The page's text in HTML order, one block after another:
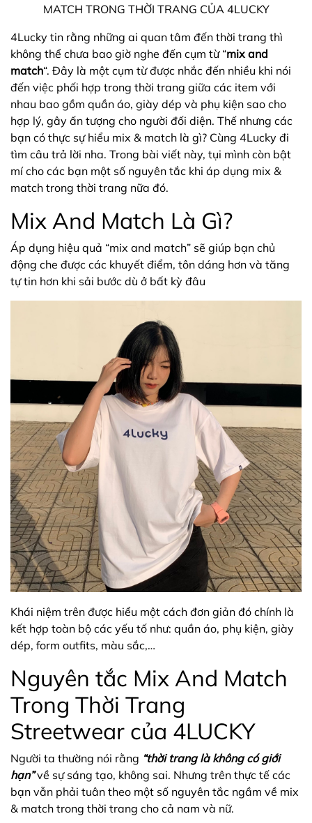
MATCH TRONG THỜI TRANG CỦA 4LUCKY
4Lucky tin rằng những ai quan tâm đến thời trang thì
không thể chưa bao giờ nghe đến cụm từ “mix and
match“. Đây là một cụm từ được nhắc đến nhiều khi nói
đến việc phối hợp trong thời trang giữa các item với
nhau bao gồm quần áo, giày dép và phụ kiện sao cho
hợp lý, gây ấn tượng cho người đối diện. Thế nhưng các
bạn có thực sự hiểu mix & match là gì? Cùng 4Lucky đi
tìm câu trả lời nha. Trong bài viết này, tụi mình còn bật
mí cho các bạn một số nguyên tắc khi áp dụng mix &
match trong thời trang nữa đó.
Mix And Match Là Gì?
Áp dụng hiệu quả “mix and match” sẽ giúp bạn chủ
động che được các khuyết điểm, tôn dáng hơn và tăng
tự tin hơn khi sải bước dù ở bất kỳ đâu
Khái niệm trên được hiểu một cách đơn giản đó chính là
kết hợp toàn bộ các yếu tố như: quần áo, phụ kiện, giày
dép, form outfits, màu sắc,…
Nguyên tắc Mix And Match
Trong Thời Trang
Streetwear của 4LUCKY
Người ta thường nói rằng “thời trang là không có giới
hạn” về sự sáng tạo, không sai. Nhưng trên thực tế các
bạn vẫn phải tuân theo một số nguyên tắc ngầm về mix
& match trong thời trang cho cả nam và nữ.